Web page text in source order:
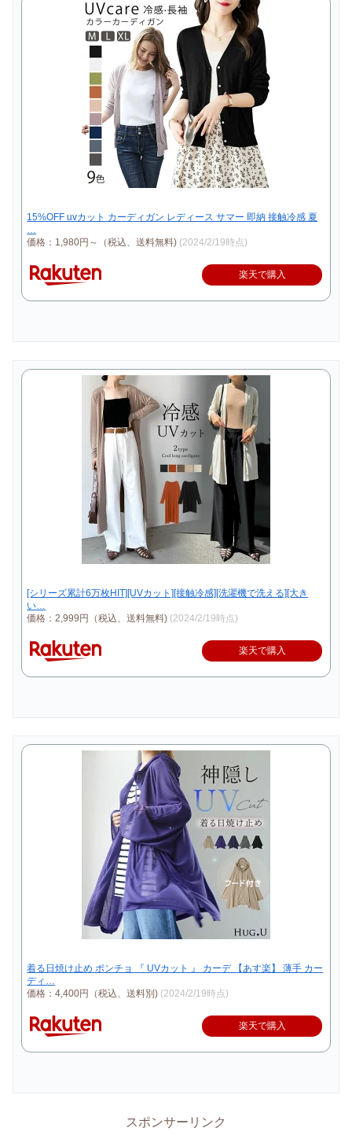
15%OFF uvカット カーディガン レディース サマー 即納 接触冷感 夏
…
価格：1,980円～（税込、送料無料) (2024/2/19時点)
楽天で購入
[シリーズ累計6万枚HIT][UVカット][接触冷感][洗濯機で洗える][大き
い…
価格：2,999円（税込、送料無料) (2024/2/19時点)
楽天で購入
着る日焼け止め ポンチョ 『 UVカット 』 カーデ 【あす楽】 薄手 カー
ディ…
価格：4,400円（税込、送料別) (2024/2/19時点)
楽天で購入
スポンサーリンク